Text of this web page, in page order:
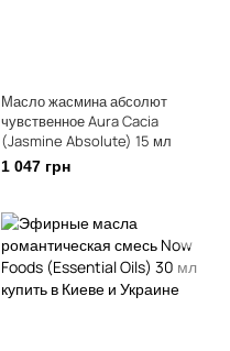
Масло жасмина абсолют
чувственное Aura Cacia
(Jasmine Absolute) 15 мл
1 047 грн